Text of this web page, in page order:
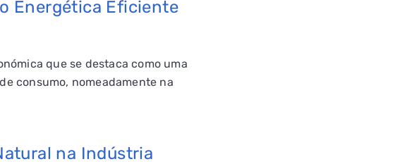
Energética Eficiente
que se destaca como uma
consumo, nomeadamente na
na Indústria